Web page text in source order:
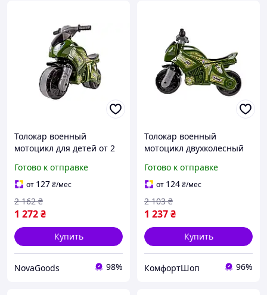
Толокар военный
мотоцикл для детей от 2
зеленый ТехноК GN-15138
Готово к отправке
от 127₴/мес
1 272₴
2 162 ₴
Купить
NovaGoods 98%
Толокар военный
мотоцикл двухколесный
зеленый ТехноК FK-13858
Готово к отправке
от 124₴/мес
1 237₴
2 103 ₴
Купить
КомфортШоп 96%